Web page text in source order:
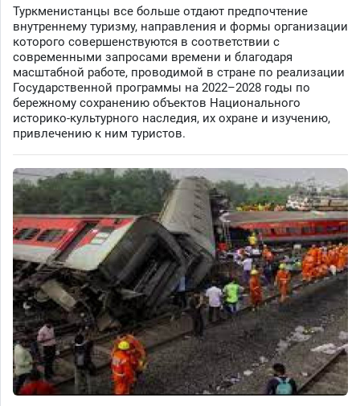
Туркменистанцы все больше отдают предпочтение
внутреннему туризму, направления и формы организации
которого совершенствуются в соответствии с
современными запросами времени и благодаря
масштабной работе, проводимой в стране по реализации
Государственной программы на 2022–2028 годы по
бережному сохранению объектов Национального
историко-культурного наследия, их охране и изучению,
привлечению к ним туристов.